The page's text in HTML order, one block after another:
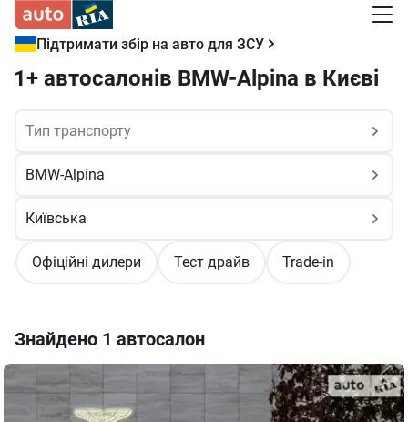
Підтримати збір на авто для ЗСУ
1+ автосалонів BMW-Alpina в Києві
Офіційні дилери Тест драйв Trade-in
Знайдено 1 автосалон